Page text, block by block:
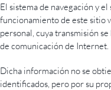
El sistema de navegación y
funcionamiento de este sitio
personal, cuya transmisión
de comunicación de Internet.
Dicha información no se
identificados, pero por su